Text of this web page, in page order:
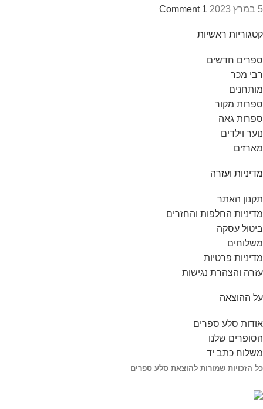
5 במרץ 2023 1 Comment
קטגוריות ראשיות
ספרים חדשים
רבי מכר
מותחנים
ספרות מקור
ספרות גאה
נוער וילדים
מארזים
מדיניות ועזרה
תקנון האתר
מדיניות החלפות והחזרים
ביטול עסקה
משלוחים
מדיניות פרטיות
עזרה והצהרת נגישות
על ההוצאה
אודות סלע ספרים
הסופרים שלנו
משלוח כתב יד
כל הזכויות שמורות להוצאת סלע ספרים